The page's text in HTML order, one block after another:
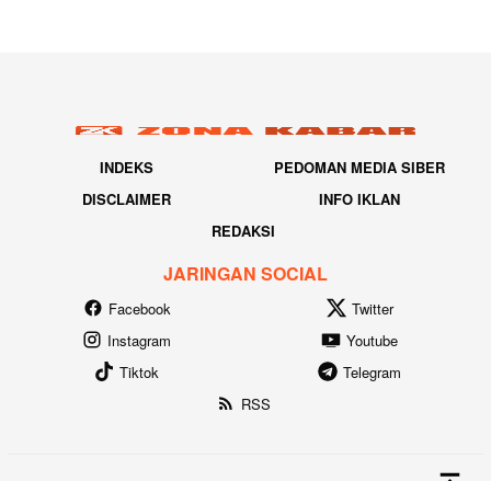
INDEKS
PEDOMAN MEDIA SIBER
DISCLAIMER
INFO IKLAN
REDAKSI
JARINGAN SOCIAL
Facebook
Twitter
Instagram
Youtube
Tiktok
Telegram
RSS